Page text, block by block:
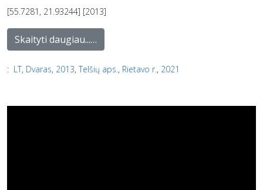
[55.7281, 21.93244] [2013]
Skaityti daugiau...…
: LT, Dvaras, 2013, Telšių aps. , Rietavo r., 2021